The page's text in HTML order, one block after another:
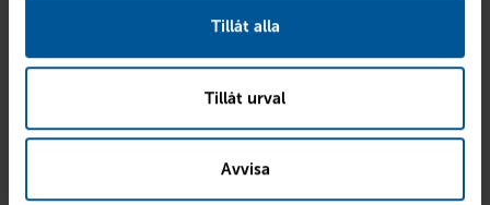
Tillåt alla
Tillåt urval
Avvisa